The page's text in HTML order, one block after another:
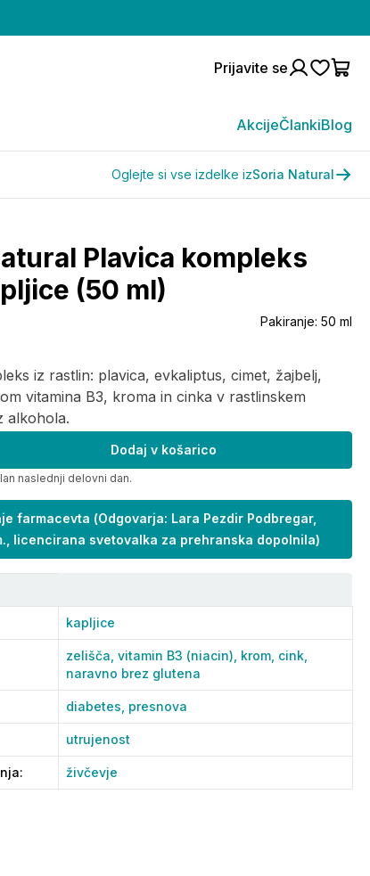
Prijavite se
AkcijeČlankiBlog
Oglejte si vse izdelke izSoria Natural
Plavica kompleks
(50 ml)
iz rastlin: plavica, evkaliptus, cimet, žajbelj,
vitamina B3, kroma in cinka v rastlinskem
alkohola.
Pakiranje: 50 ml
Dodaj v košarico
naslednji delovni dan.
farmacevta (Odgovarja: Lara Pezdir Podbregar,
licencirana svetovalka za prehranska dopolnila)
kapljice
zelišča, vitamin B3 (niacin), krom, cink,
naravno brez glutena
diabetes, presnova
utrujenost
: živčevje